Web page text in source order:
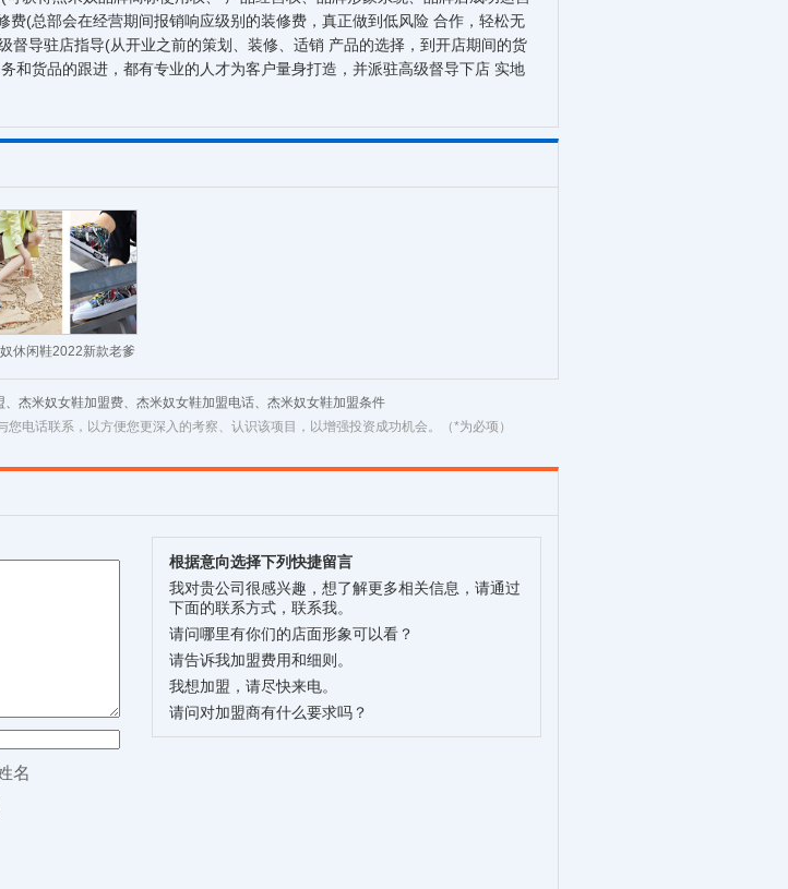
费(总部会在经营期间报销响应级别的装修费，真正做到低风险 合作，轻松无
督导驻店指导(从开业之前的策划、装修、适销 产品的选择，到开店期间的货
和货品的跟进，都有专业的人才为客户量身打造，并派驻高级督导下店 实地
休闲鞋2022新款老爹
鞋
杰米奴女鞋加盟费、杰米奴女鞋加盟电话、杰米奴女鞋加盟条件
电话联系，以方便您更深入的考察、认识该项目，以增强投资成功机会。（*为必项）
名
根据意向选择下列快捷留言
我对贵公司很感兴趣，想了解更多相关信息，请通过
下面的联系方式，联系我。
请问哪里有你们的店面形象可以看？
请告诉我加盟费用和细则。
我想加盟，请尽快来电。
请问对加盟商有什么要求吗？